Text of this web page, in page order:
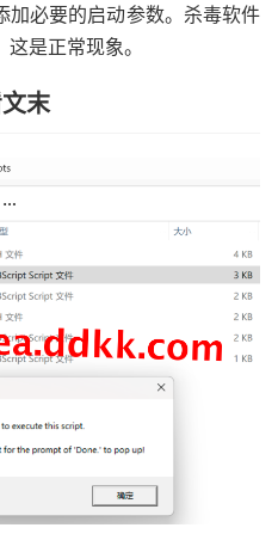
加必要的启动参数。杀毒软件
是正常现象。
末